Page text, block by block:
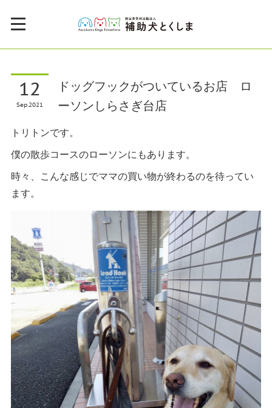
12
Sep2021
ドッグフックがついているお店 ロ
ーソンしらさぎ台店
トリトンです。
僕の散歩コースのローソンにもあります。
時々、こんな感じでママの買い物が終わるのを待ってい
ます。